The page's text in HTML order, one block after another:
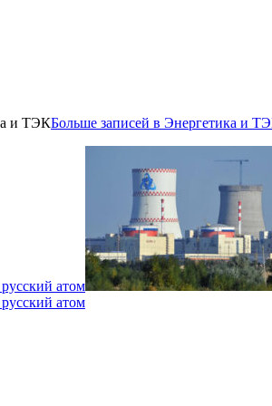
и ТЭКБольше записей в Энергетика и
атом
атом